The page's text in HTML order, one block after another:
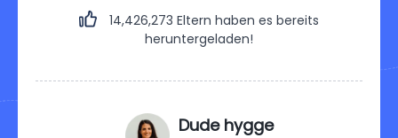
14,426,279 Eltern haben es bereits
heruntergeladen!
Dude hygge